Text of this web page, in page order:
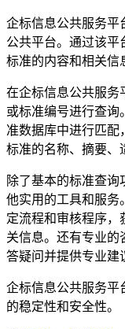
企标信息公共服务平
公共平台。通过该平
标准的内容和相关信
在企标信息公共服务
或标准编号进行查询
准数据库中进行匹配
标准的名称、摘要、
除了基本的标准查
他实用的工具和服务
定流程和审核程序，
关信息。还有专业的
答疑问并提供专业建
企标信息公共服务平
的稳定性和安全性。